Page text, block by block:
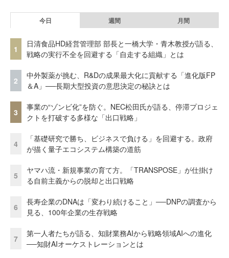
今日 週間 月間
1
日清食品HD経営管理部 部長と一橋大学・青木教授が語る、
戦略の実行不全を回避する「自走する組織」とは
2
中外製薬が挑む、R&Dの成果最大化に貢献する「進化版FP
＆A」──長期大型投資の意思決定の秘訣とは
3
事業の“ゾンビ化”を防ぐ。NEC松田氏が語る、停滞プロジェ
クトを打破する多様な「出口戦略」
4
「基礎研究で勝ち、ビジネスで負ける」を回避する。政府
が描く量子エコシステム構築の道筋
5
ヤマハ流・新規事業の育て方。「TRANSPOSE」が仕掛け
る自前主義からの脱却と出口戦略
6
長寿企業のDNAは「変わり続けること」──DNPの調査から
見る、100年企業の生存戦略
7
第一人者たちが語る、知財業務AIから戦略領域AIへの進化
──知財AIオーケストレーションとは